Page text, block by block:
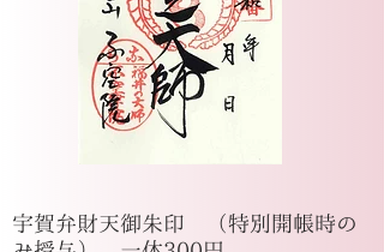
宇賀弁財天御朱印 （特別開帳時の